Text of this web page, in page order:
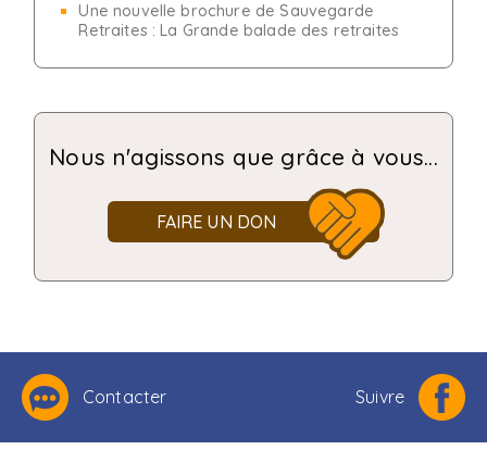
Une nouvelle brochure de Sauvegarde
Retraites : La Grande balade des retraites
Nous n'agissons que grâce à vous...
FAIRE UN DON
Contacter Suivre